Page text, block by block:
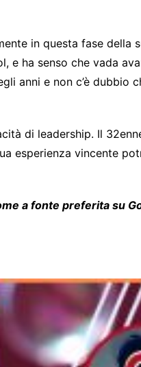
in questa fase della
e ha senso che vada
anni e non c’è dubbio
di leadership. Il
esperienza vincente
a fonte preferita su